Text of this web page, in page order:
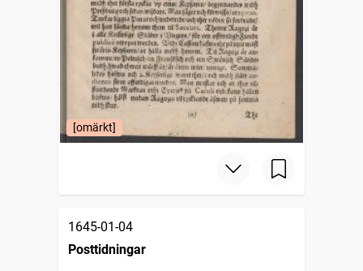
[omärkt]
1645-01-04
Posttidningar